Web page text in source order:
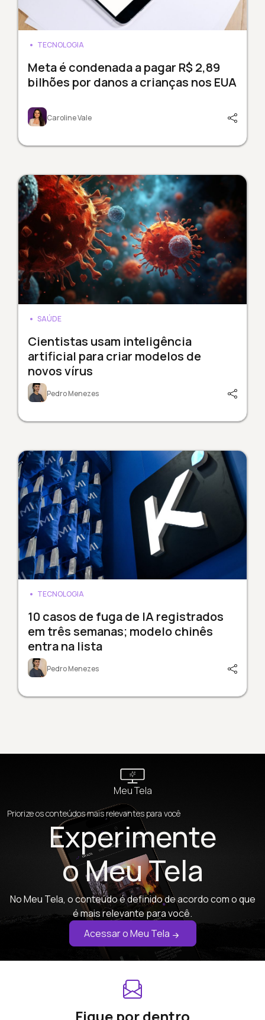
TECNOLOGIA
Meta é condenada a pagar R$ 2,89
bilhões por danos a crianças nos EUA
Caroline Vale
SAÚDE
Cientistas usam inteligência
artificial para criar modelos de
novos vírus
Pedro Menezes
TECNOLOGIA
10 casos de fuga de IA registrados
em três semanas; modelo chinês
entra na lista
Pedro Menezes
Meu Tela
Priorize os conteúdos mais relevantes para você
Experimente
o Meu Tela
No Meu Tela, o conteúdo é definido de acordo com o que
é mais relevante para você.
Acessar o Meu Tela